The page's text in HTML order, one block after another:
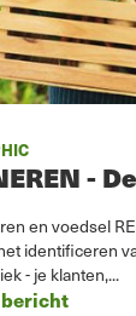
-
en voedsel
identificeren
- je klanten,...